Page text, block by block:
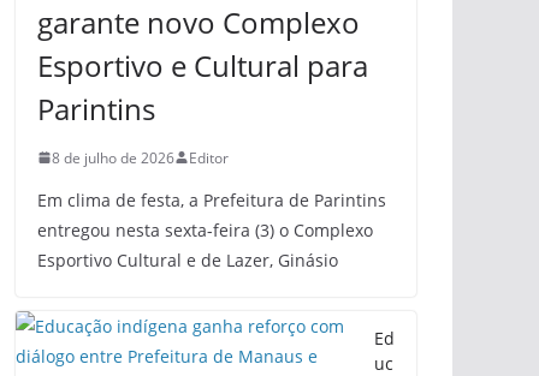
garante novo Complexo
Esportivo e Cultural para
Parintins
8 de julho de 2026 Editor
Em clima de festa, a Prefeitura de Parintins
entregou nesta sexta-feira (3) o Complexo
Esportivo Cultural e de Lazer, Ginásio
Ed
uc